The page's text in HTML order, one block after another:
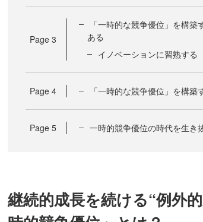
Page 3
「一時的な競争優位」を構
ある
イノベーションに習熟する
Page 4 「一時的な競争優位」を構
Page 5 一時的競争優位の時代を生き
継続的成長を続ける“例外